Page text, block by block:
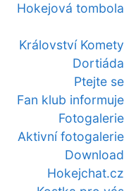
Hokejová tombola
Království Komety
Dortiáda
Ptejte se
Fan klub informuje
Fotogalerie
Aktivní fotogalerie
Download
Hokejchat.cz